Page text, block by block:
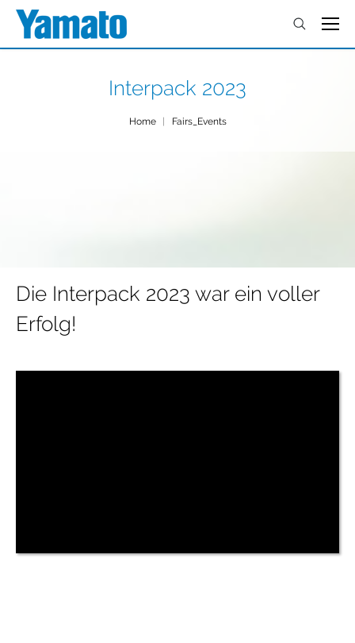
Interpack 2023
Home Fairs_Events
Die Interpack 2023 war ein voller
Erfolg!